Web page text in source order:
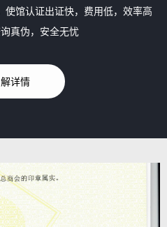
使馆认证出证快，费用低，效率高
真伪，安全无忧
详情